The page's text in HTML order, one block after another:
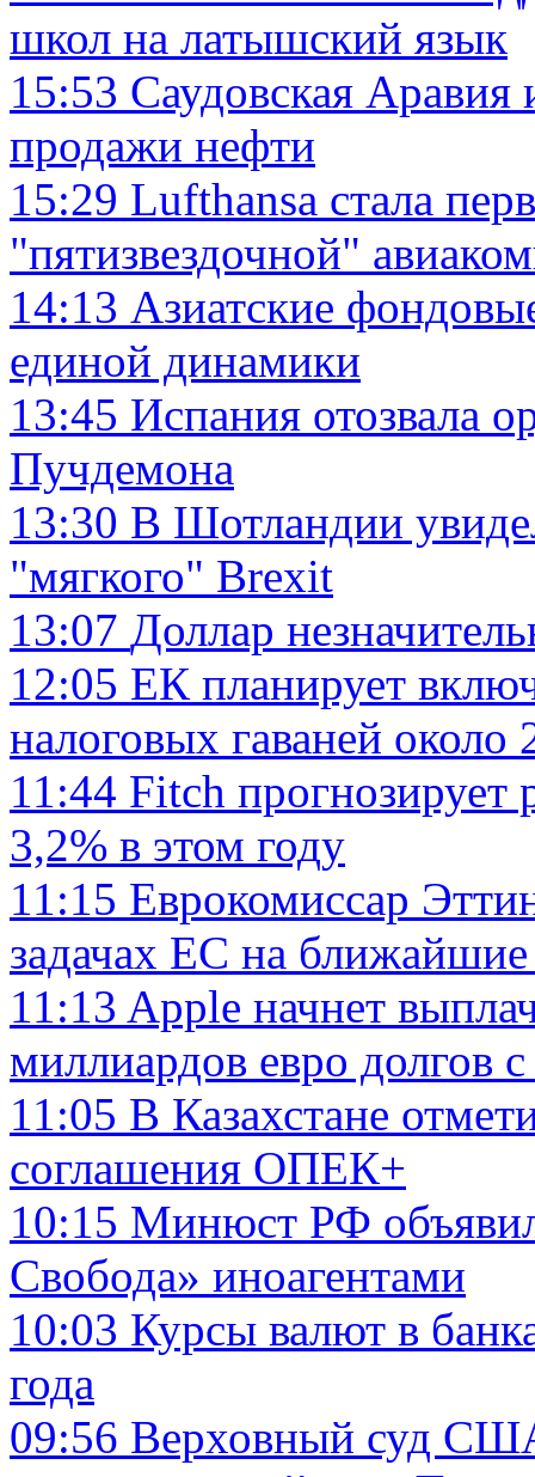
школ на латышский язык
15:53 Саудовская
продажи нефти
15:29 Lufthansa стала
"пятизвездочной"
14:13 Азиатские
единой динамики
13:45 Испания отозвала
Пучдемона
13:30 В Шотландии
"мягкого" Brexit
13:07 Доллар
12:05 ЕК планирует
налоговых гаваней около
11:44 Fitch прогнозирует
3,2% в этом году
11:15 Еврокомиссар
задачах ЕС на
11:13 Apple начнет
миллиардов евро долгов
11:05 В Казахстане
соглашения ОПЕК+
10:15 Минюст РФ
Свобода» иноагентами
10:03 Курсы валют в
года
09:56 Верховный суд